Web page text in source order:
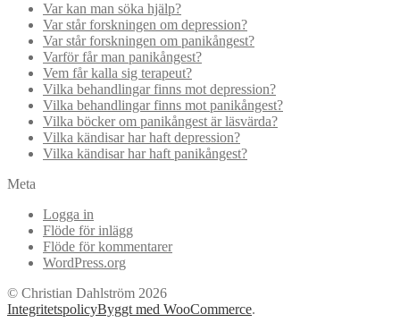
Var kan man söka hjälp?
Var står forskningen om depression?
Var står forskningen om panikångest?
Varför får man panikångest?
Vem får kalla sig terapeut?
Vilka behandlingar finns mot depression?
Vilka behandlingar finns mot panikångest?
Vilka böcker om panikångest är läsvärda?
Vilka kändisar har haft depression?
Vilka kändisar har haft panikångest?
Meta
Logga in
Flöde för inlägg
Flöde för kommentarer
WordPress.org
© Christian Dahlström 2026
IntegritetspolicyByggt med WooCommerce.